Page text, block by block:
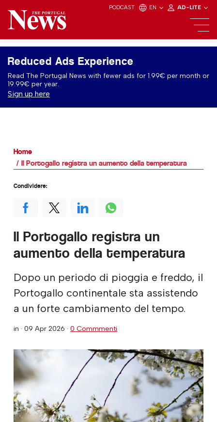
PODCAST EN AD-LITE
Reduced Ads Experience
Read The Portugal News with fewer ads for 1.99€ per month or
19.99€ per year.
Sign up here
Home
Il Portogallo registra un aumento della temperatura
Il Portogallo registra un
aumento della temperatura
Dopo un periodo di pioggia e freddo, il
Portogallo continentale sta assistendo
a un forte cambiamento del tempo.
in · 09 Apr 2026 · 0 Commmenti
Condividere: